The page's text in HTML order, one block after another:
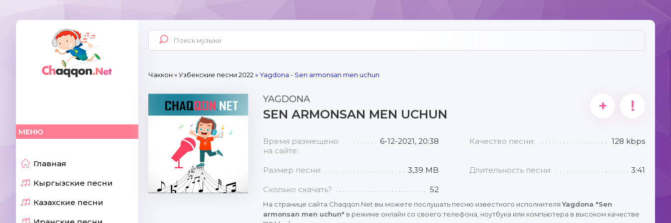
МЕНЮ
Главная
Кыргызские песни
Казахские песни
Чаккон »Узбекские песни 2022 » Yagdona - Sen armonsan men uchun
YAGDONA
SEN ARMONSAN MEN UCHUN + !
Время размещено
на сайте:
6-12-2021, 20:38 Качество песни: 128 kbps
Размер песни: 3,39 MB Длительность песни: 3:41
Сколько скачать? 52
На странице сайта Chaqqon.Net вы можете послушать песню известного исполнителяYagdona "Sen
armonsan men uchun" в режиме онлайн со своего телефона, ноутбука или компьютера в высоком качестве